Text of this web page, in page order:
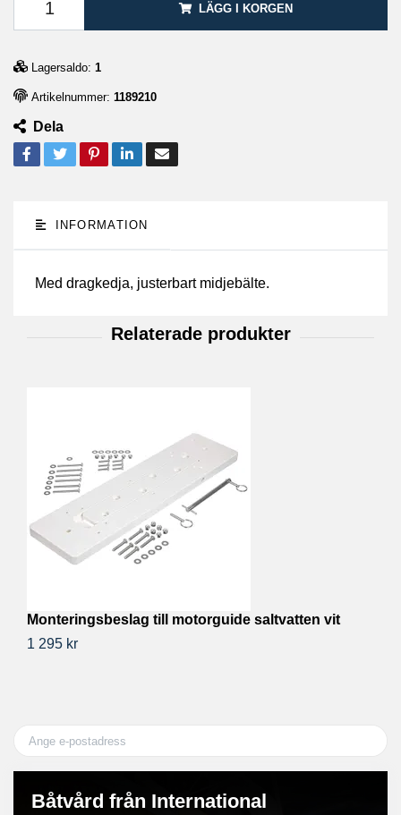
Båtvård från International
LÄGG I KORGEN
Lagersaldo: 1
Artikelnummer: 1189210
Dela
INFORMATION
Med dragkedja, justerbart midjebälte.
Monteringsbeslag till motorguide saltvatten vit
1 295 kr